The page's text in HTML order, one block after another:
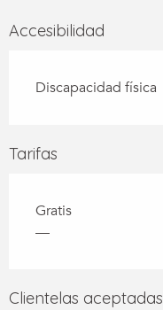
Accesibilidad
Discapacidad física
Tarifas
Gratis
—
Clientelas aceptadas